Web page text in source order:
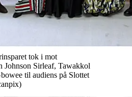
tok i mot
Johnson Sirleaf, Tawakkol
til audiens på Slottet